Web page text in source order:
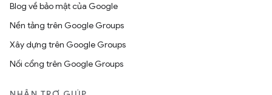
Blog về bảo mật của Google
Nền tảng trên Google Groups
Xây dựng trên Google Groups
Nối cổng trên Google Groups